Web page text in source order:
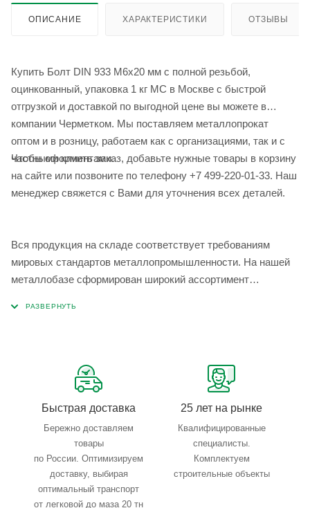
ОПИСАНИЕ ХАРАКТЕРИСТИКИ ОТЗЫВЫ
Купить Болт DIN 933 М6х20 мм с полной резьбой,
оцинкованный, упаковка 1 кг МС в Москве с быстрой
отгрузкой и доставкой по выгодной цене вы можете в
компании Черметком. Мы поставляем металлопрокат
оптом и в розницу, работаем как с организациями, так и с
частными клиентами.
Чтобы оформить заказ, добавьте нужные товары в корзину
на сайте или позвоните по телефону +7 499-220-01-33. Наш
менеджер свяжется с Вами для уточнения всех деталей.
Вся продукция на складе соответствует требованиям
мировых стандартов металлопромышленности. На нашей
металлобазе сформирован широкий ассортимент
Быстрая доставка
Бережно доставляем
товары
по России. Оптимизируем
доставку, выбирая
оптимальный транспорт
от легковой до маза 20 тн
25 лет на рынке
Квалифицированные
специалисты.
Комплектуем
строительные объекты